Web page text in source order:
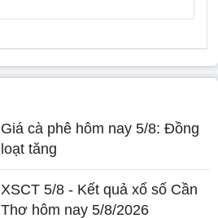
Giá cà phê hôm nay 5/8: Đồng
loạt tăng
XSCT 5/8 - Kết quả xổ số Cần
Thơ hôm nay 5/8/2026